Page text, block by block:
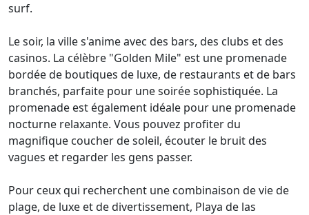
surf.
Le soir, la ville s'anime avec des bars, des clubs et des
casinos. La célèbre "Golden Mile" est une promenade
bordée de boutiques de luxe, de restaurants et de bars
branchés, parfaite pour une soirée sophistiquée. La
promenade est également idéale pour une promenade
nocturne relaxante. Vous pouvez profiter du
magnifique coucher de soleil, écouter le bruit des
vagues et regarder les gens passer.
Pour ceux qui recherchent une combinaison de vie de
plage, de luxe et de divertissement, Playa de las